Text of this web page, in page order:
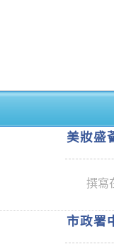
美妝盛
撰寫
市政署